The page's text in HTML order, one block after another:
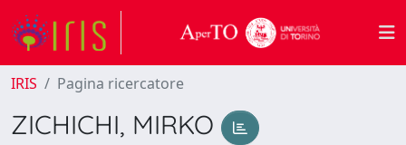
IRIS Pagina ricercatore
ZICHICHI, MIRKO